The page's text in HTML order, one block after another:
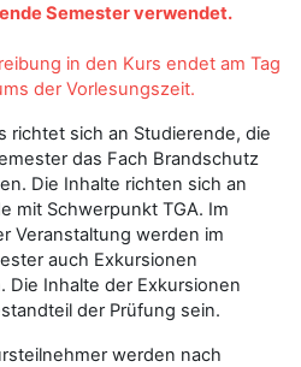
Semester verwendet.
in den Kurs endet am Tag
der Vorlesungszeit.
richtet sich an Studierende, die
das Fach Brandschutz
Die Inhalte richten sich an
mit Schwerpunkt TGA. Im
Veranstaltung werden im
auch Exkursionen
Die Inhalte der Exkursionen
der Prüfung sein.
werden nach